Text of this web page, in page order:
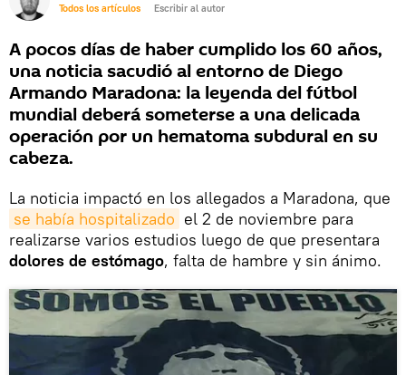
Todos los artículos Escribir al autor
A pocos días de haber cumplido los 60 años,
una noticia sacudió al entorno de Diego
Armando Maradona: la leyenda del fútbol
mundial deberá someterse a una delicada
operación por un hematoma subdural en su
cabeza.
La noticia impactó en los allegados a Maradona, que
se había hospitalizado el 2 de noviembre para
realizarse varios estudios luego de que presentara
dolores de estómago, falta de hambre y sin ánimo.